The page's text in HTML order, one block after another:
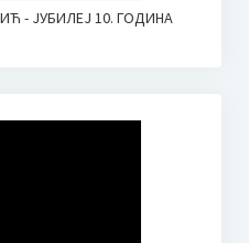
- ЈУБИЛЕЈ 10. ГОДИНА